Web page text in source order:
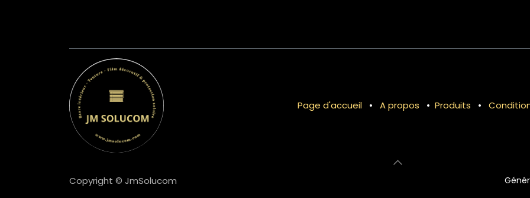
Page d'accueil • A propos • Produits •
Copyright © JmSolucom